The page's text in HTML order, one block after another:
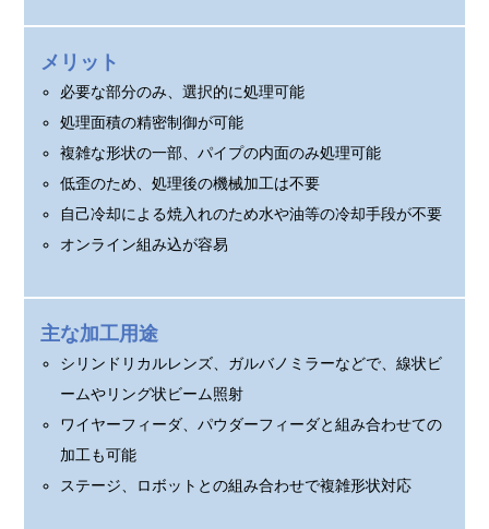
メリット
必要な部分のみ、選択的に処理可能
処理面積の精密制御が可能
複雑な形状の一部、パイプの内面のみ処理可能
低歪のため、処理後の機械加工は不要
自己冷却による焼入れのため水や油等の冷却手段が不要
オンライン組み込が容易
主な加工用途
シリンドリカルレンズ、ガルバノミラーなどで、線状ビ
ームやリング状ビーム照射
ワイヤーフィーダ、パウダーフィーダと組み合わせての
加工も可能
ステージ、ロボットとの組み合わせで複雑形状対応